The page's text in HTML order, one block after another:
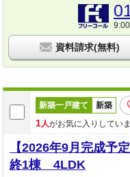
資料請求(無料)
新築一戸建て 新築
1人がお気に入りしていま
【2026年9月完成
終1棟 4LDK